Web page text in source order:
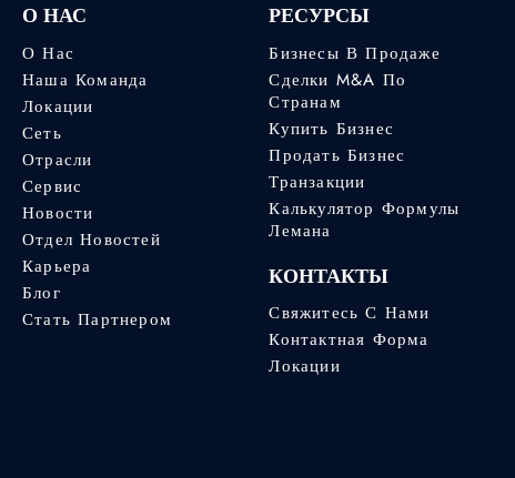
О НАС
О Нас
Наша Команда
Локации
Сеть
Отрасли
Сервис
Новости
Отдел Новостей
Карьера
Блог
Стать Партнером
РЕСУРСЫ
Бизнесы В Продаже
Сделки M&A По
Странам
Купить Бизнес
Продать Бизнес
Транзакции
Калькулятор Формулы
Лемана
КОНТАКТЫ
Свяжитесь С Нами
Контактная Форма
Локации